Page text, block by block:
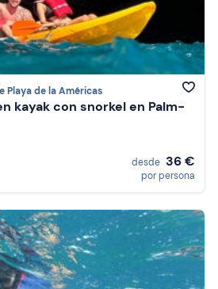
Playa de la Américas
kayak con snorkel en Palm-
desde 36 €
por persona